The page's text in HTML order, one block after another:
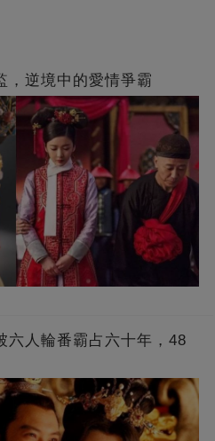
，逆境中的愛情爭霸
六人輪番霸占六十年，48